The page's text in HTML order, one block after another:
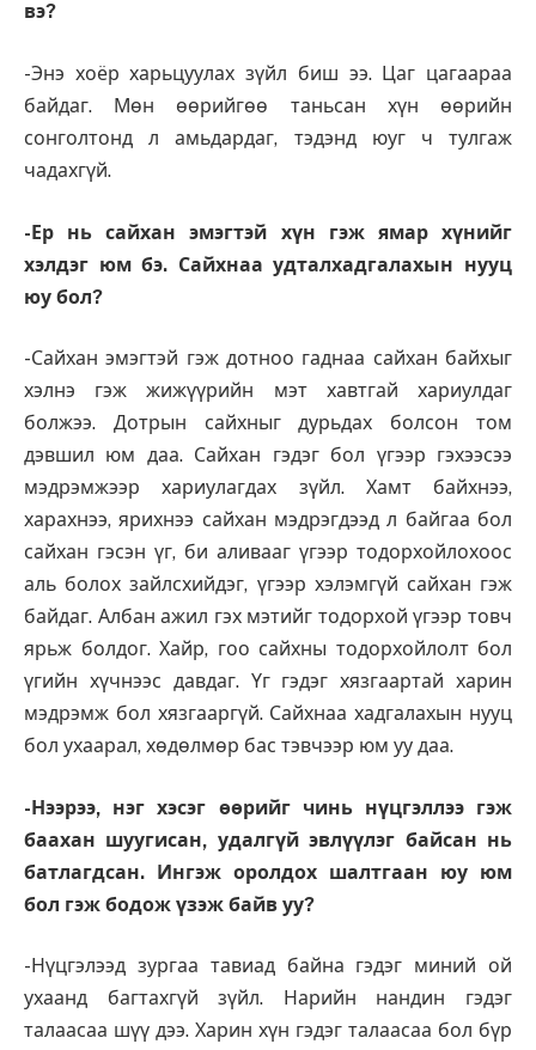
вэ?
-Энэ хоёр харьцуулах зүйл биш ээ. Цаг цагаараа
байдаг. Мөн өөрийгөө таньсан хүн өөрийн
сонголтонд л амьдардаг, тэдэнд юуг ч тулгаж
чадахгүй.
-Ер нь сайхан эмэгтэй хүн гэж ямар хүнийг
хэлдэг юм бэ. Сайхнаа удталхадгалахын нууц
юу бол?
-Сайхан эмэгтэй гэж дотноо гаднаа сайхан байхыг
хэлнэ гэж жижүүрийн мэт хавтгай хариулдаг
болжээ. Дотрын сайхныг дурьдах болсон том
дэвшил юм даа. Сайхан гэдэг бол үгээр гэхээсээ
мэдрэмжээр хариулагдах зүйл. Хамт байхнээ,
харахнээ, ярихнээ сайхан мэдрэгдээд л байгаа бол
сайхан гэсэн үг, би аливааг үгээр тодорхойлохоос
аль болох зайлсхийдэг, үгээр хэлэмгүй сайхан гэж
байдаг. Албан ажил гэх мэтийг тодорхой үгээр товч
ярьж болдог. Хайр, гоо сайхны тодорхойлолт бол
үгийн хүчнээс давдаг. Үг гэдэг хязгаартай харин
мэдрэмж бол хязгааргүй. Сайхнаа хадгалахын нууц
бол ухаарал, хөдөлмөр бас тэвчээр юм уу даа.
-Нээрээ, нэг хэсэг өөрийг чинь нүцгэллээ гэж
баахан шуугисан, удалгүй эвлүүлэг байсан нь
батлагдсан. Ингэж оролдох шалтгаан юу юм
бол гэж бодож үзэж байв уу?
-Нүцгэлээд зургаа тавиад байна гэдэг миний ой
ухаанд багтахгүй зүйл. Нарийн нандин гэдэг
талаасаа шүү дээ. Харин хүн гэдэг талаасаа бол бүр